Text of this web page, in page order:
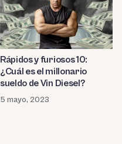
Rápidos y furiosos 10:
¿Cuál es el millonario
sueldo de Vin Diesel?
5 mayo, 2023